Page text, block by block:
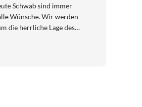
Schwab sind immer
Wünsche. Wir werden
die herrliche Lage des